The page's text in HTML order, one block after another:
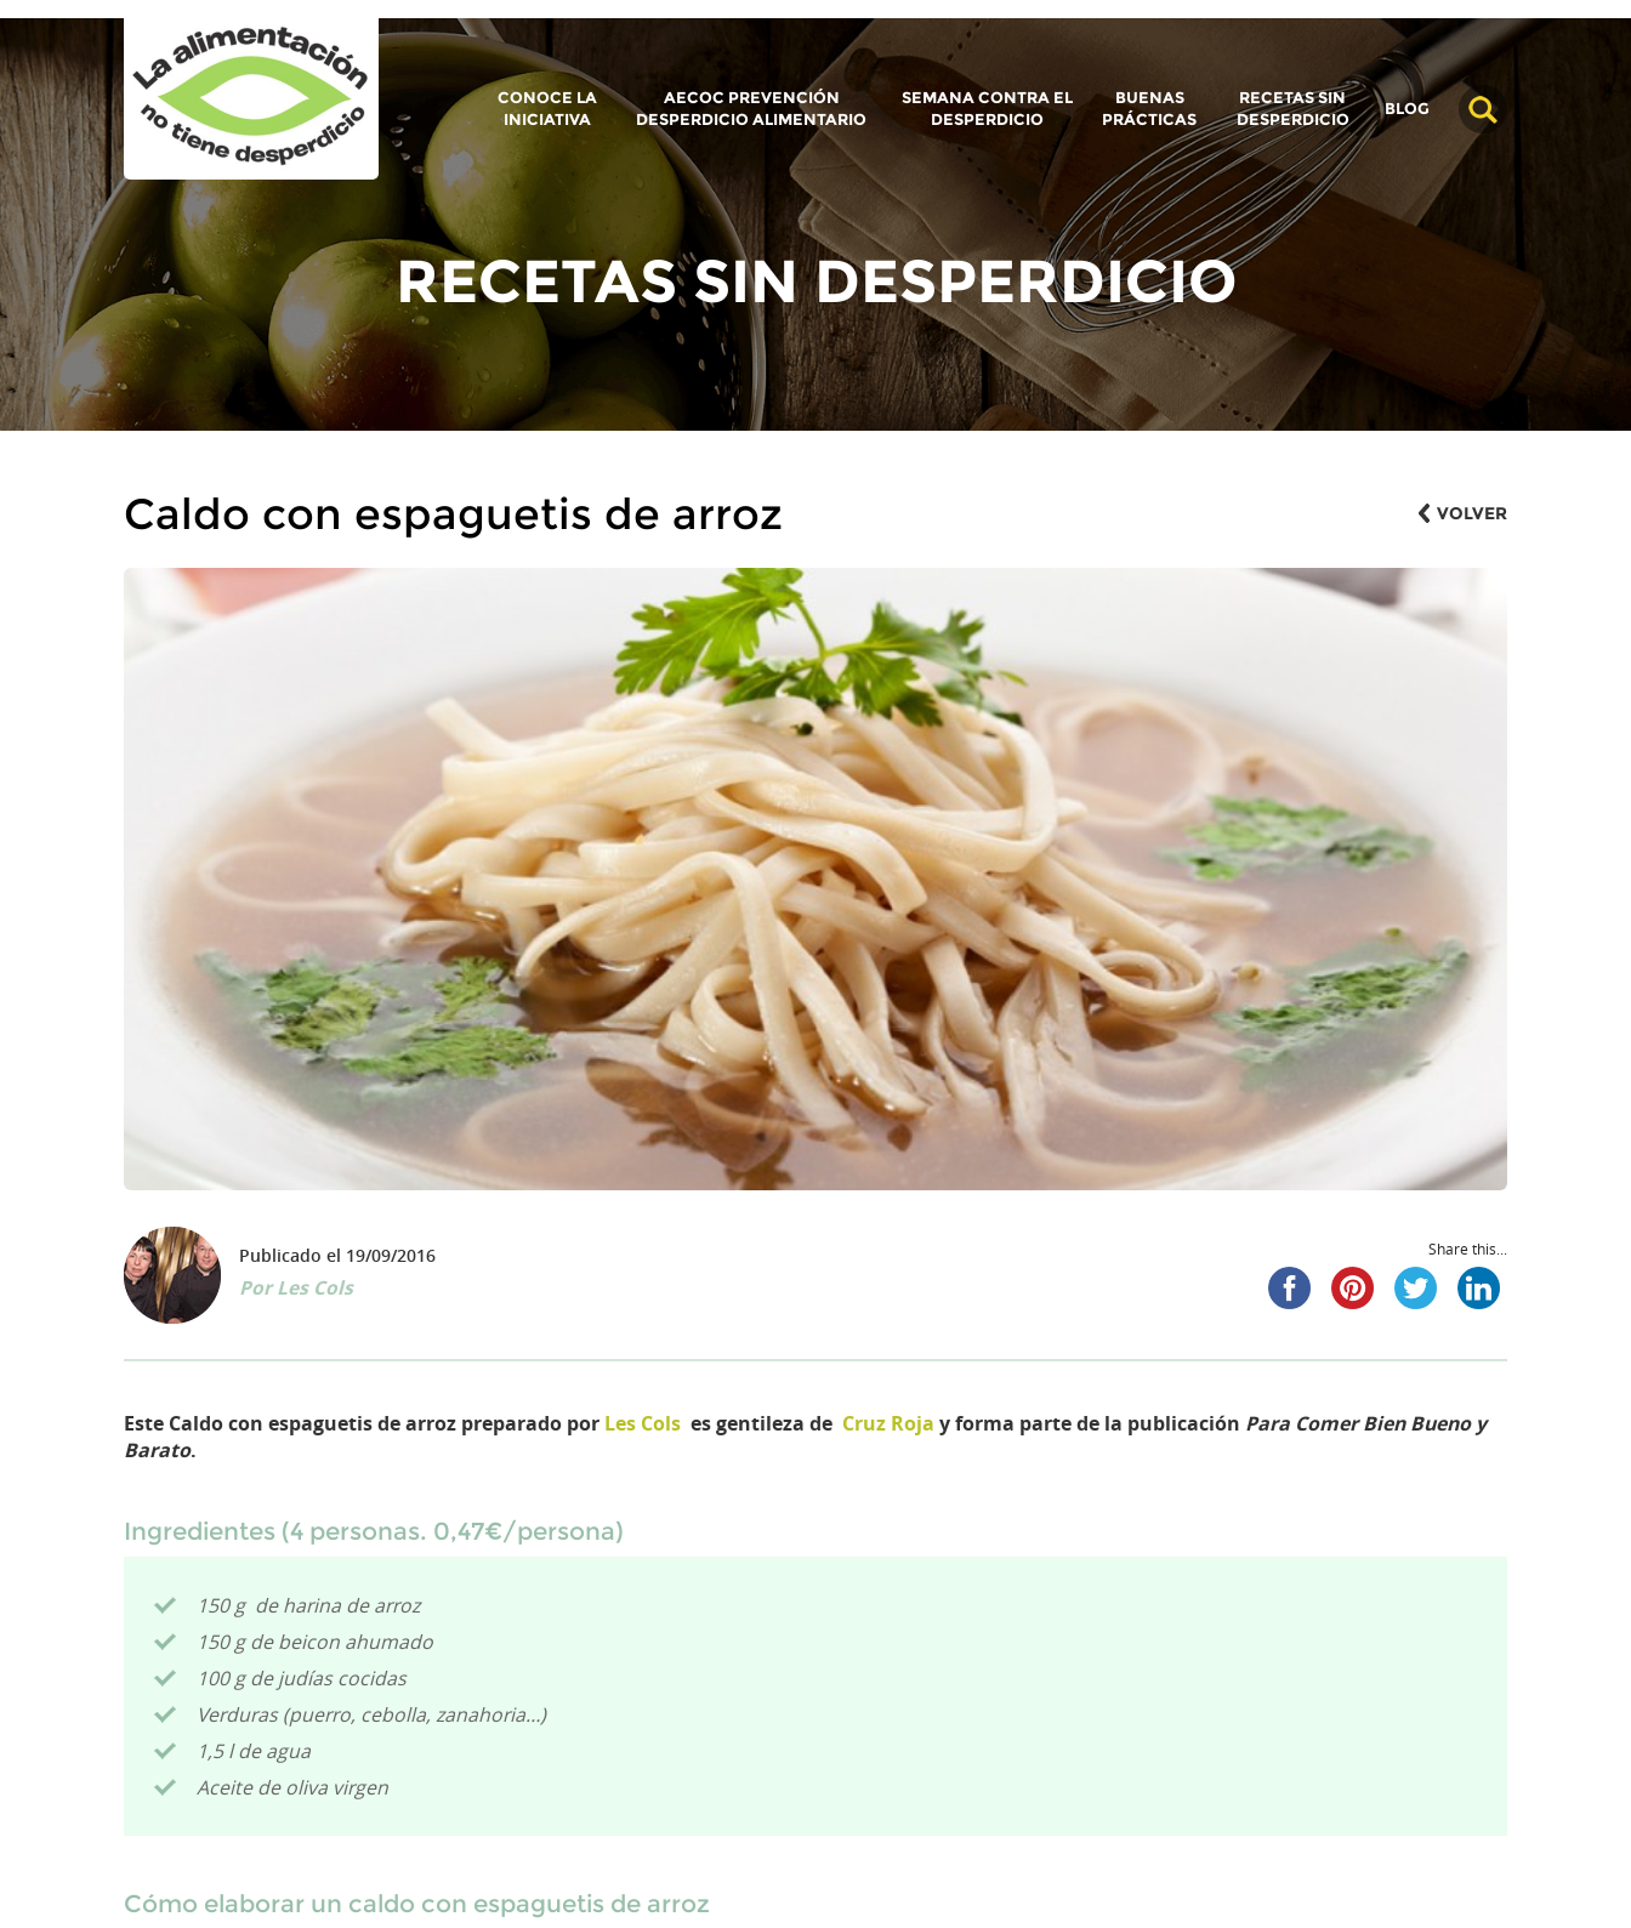
CONOCE LA
INICIATIVA
AECOC PREVENCIÓN
DESPERDICIO ALIMENTARIO
SEMANA CONTRA EL
DESPERDICIO
BUENAS
PRÁCTICAS
RECETAS SIN
DESPERDICIO
BLOG
RECETAS SIN DESPERDICIO
Caldo con espaguetis de arroz VOLVER
Publicado el 19/09/2016
PorLes Cols
Share this...
Este Caldo con espaguetis de arroz preparado por Les Cols es gentileza de Cruz Roja y forma parte de la publicación Para Comer Bien Bueno y
Barato.
Ingredientes (4 personas. 0,47€/persona)
150 g de harina de arroz
150 g de beicon ahumado
100 g de judías cocidas
Verduras (puerro, cebolla, zanahoria…)
1,5 l de agua
Aceite de oliva virgen
Cómo elaborar un caldo con espaguetis de arroz